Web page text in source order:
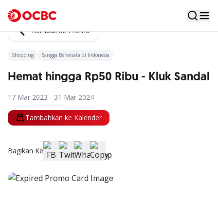
Kembali ke Promo
Shopping Bangga Berwisata di Indonesia
Hemat hingga Rp50 Ribu - Kluk Sandal
17 Mar 2023 - 31 Mar 2024
Tambahkan ke Kalender
Bagikan Ke